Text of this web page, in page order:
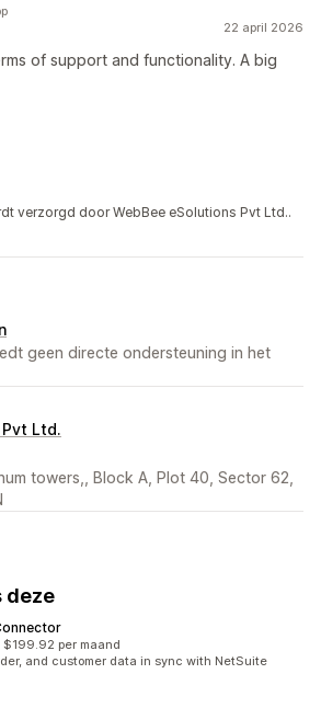
22 april 2026
of support and functionality. A big
verzorgd door WebBee eSolutions Pvt Ltd..
geen directe ondersteuning in het
Ltd.
towers,, Block A, Plot 40, Sector 62,
deze
per maand
and customer data in sync with NetSuite